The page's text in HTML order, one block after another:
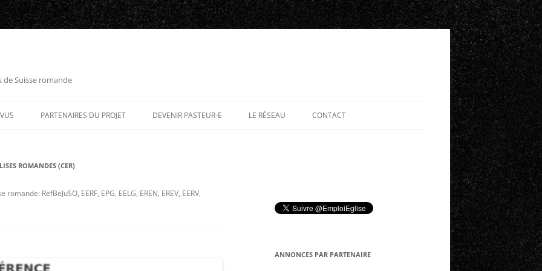
de Suisse romande
PARTENAIRES DU PROJET DEVENIR PASTEUR-E LE RÉSEAU CONTACT
ROMANDES (CER)
RefBeJuSO, EERF, EPG, EELG, EREN, EREV, EERV,
ANNONCES PAR PARTENAIRE